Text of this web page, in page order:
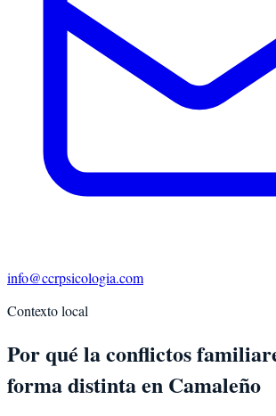
info@ccrpsicologia.com
Contexto local
Por qué la conflictos
forma distinta en Camaleño